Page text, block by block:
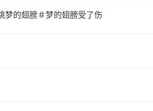
梦的翅膀＃梦的翅膀受了伤